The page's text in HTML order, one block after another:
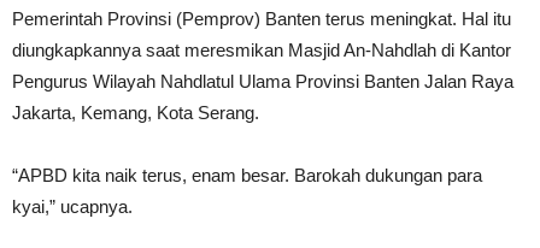
Pemerintah Provinsi (Pemprov) Banten terus meningkat. Hal itu
diungkapkannya saat meresmikan Masjid An-Nahdlah di Kantor
Pengurus Wilayah Nahdlatul Ulama Provinsi Banten Jalan Raya
Jakarta, Kemang, Kota Serang.
“APBD kita naik terus, enam besar. Barokah dukungan para
kyai,” ucapnya.